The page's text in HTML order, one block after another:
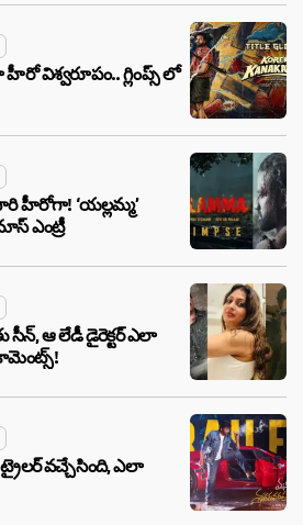
విశ్వరూపం.. గ్లింప్స్ లో
హీరోగా! ‘యల్లమ్మ’
ఎంట్రీ
సీన్, ఆ లేడీ డైరెక్టర్ ఎలా
ట్రైలర్ వచ్చేసింది, ఎలా